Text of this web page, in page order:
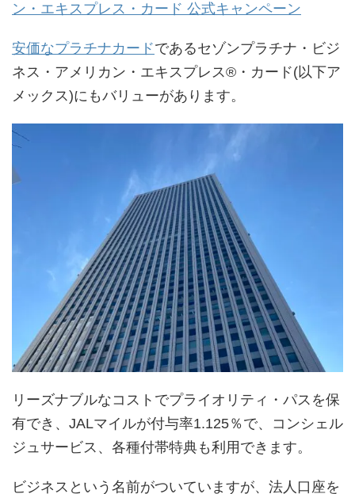
ン・エキスプレス・カード 公式キャンペーン
安価なプラチナカードであるセゾンプラチナ・ビジ
ネス・アメリカン・エキスプレス®・カード(以下ア
メックス)にもバリューがあります。
リーズナブルなコストでプライオリティ・パスを保
有でき、JALマイルが付与率1.125％で、コンシェル
ジュサービス、各種付帯特典も利用できます。
ビジネスという名前がついていますが、法人口座を